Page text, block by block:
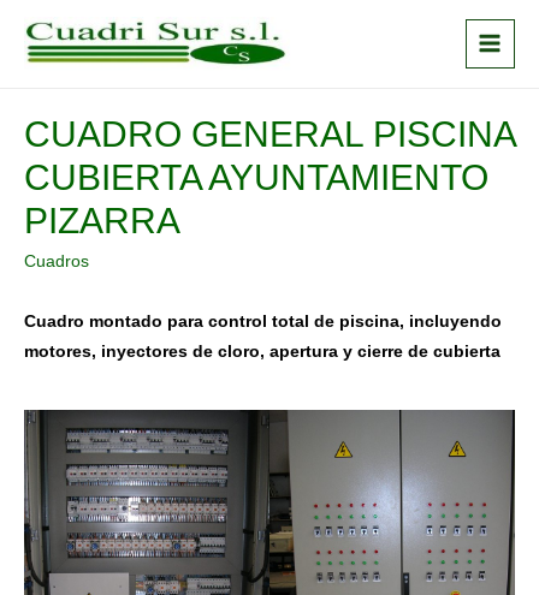
Main
CUADRO GENERAL PISCINA
CUBIERTA AYUNTAMIENTO
PIZARRA
Cuadros
Cuadro montado para control total de piscina, incluyendo
motores, inyectores de cloro, apertura y cierre de cubierta